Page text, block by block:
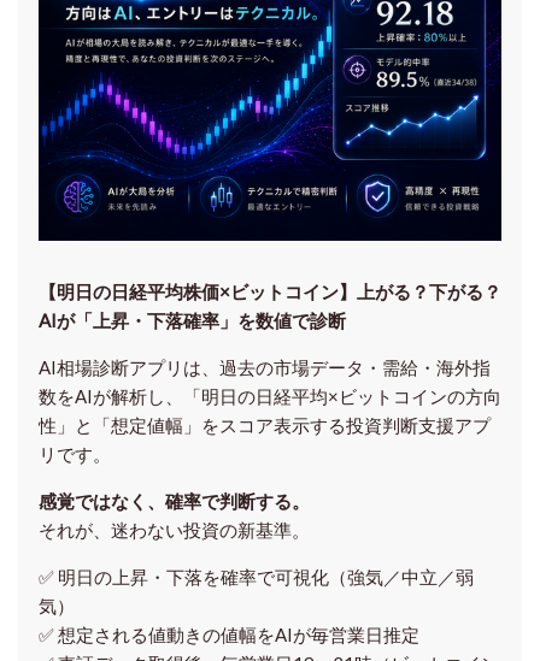
【明日の⽇経平均株価×ビットコイン】上がる？下がる？
AIが「上昇・下落確率」を数値で診断
AI相場診断アプリは、過去の市場データ・需給・海外指
数をAIが解析し、「明日の日経平均×ビットコインの方向
性」と「想定値幅」をスコア表示する投資判断支援アプ
リです。
感覚ではなく、確率で判断する。
それが、迷わない投資の新基準。
✅ 明日の上昇・下落を確率で可視化（強気／中立／弱
気）
✅ 想定される値動きの値幅をAIが毎営業日推定